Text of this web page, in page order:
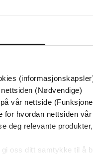
(Nødvendige)
vår nettside
for hvordan nettsiden
deg relevante
oss ditt samtykke til å
Griffiths
på tilbud